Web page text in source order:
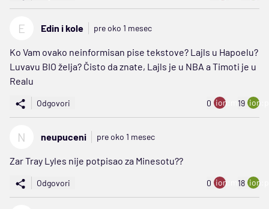
E Edin i kole pre oko 1 mesec
Ko Vam ovako neinformisan pise tekstove? Lajls u Hapoelu?
Luvavu BIO želja? Čisto da znate, Lajls je u NBA a Timoti je u
Realu
Odgovori 0 ion:minus
19
N neupuceni pre oko 1 mesec
Zar Tray Lyles nije potpisao za Minesotu??
Odgovori 0 ion:minus
18